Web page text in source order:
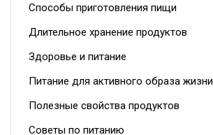
Способы приготовления пищи
Длительное хранение продуктов
Здоровье и питание
Питание для активного образа жизни
Полезные свойства продуктов
Советы по питанию